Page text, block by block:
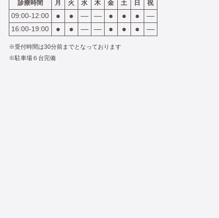
診療時間 月 火 水 木 金 土 日 祝
09:00-12:00 ● ● ― ― ● ● ● ―
16:00-19:00 ● ● ― ― ● ● ● ―
※受付時間は30分前までとなっております
※駐車場６台完備